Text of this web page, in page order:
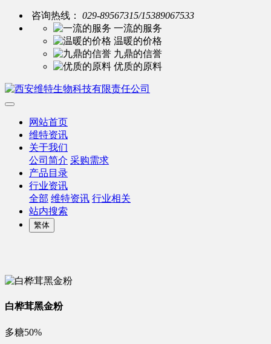
咨询热线：
029-89567315/15389067533
一流的服务
温暖的价格
九鼎的信誉
优质的原料
网站首页
维特资讯
关于我们
公司简介 采购需求
产品目录
行业资讯
全部 维特资讯 行业相关
站内搜索
繁体
白桦茸黑金粉
多糖50%